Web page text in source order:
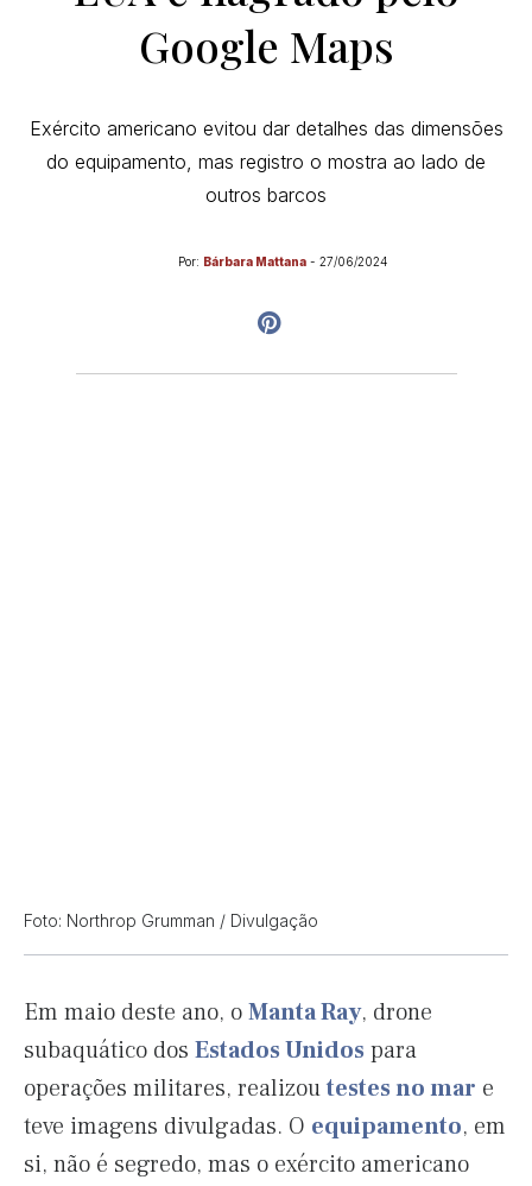
Google Maps
Exército americano evitou dar detalhes das dimensões
do equipamento, mas registro o mostra ao lado de
outros barcos
Por: Bárbara Mattana - 27/06/2024
Foto: Northrop Grumman / Divulgação
Em maio deste ano, oManta Ray, drone
subaquático dos Estados Unidos para
operações militares, realizoutestes no mar e
teve imagens divulgadas. O equipamento, em
si, não é segredo, mas o exército americano